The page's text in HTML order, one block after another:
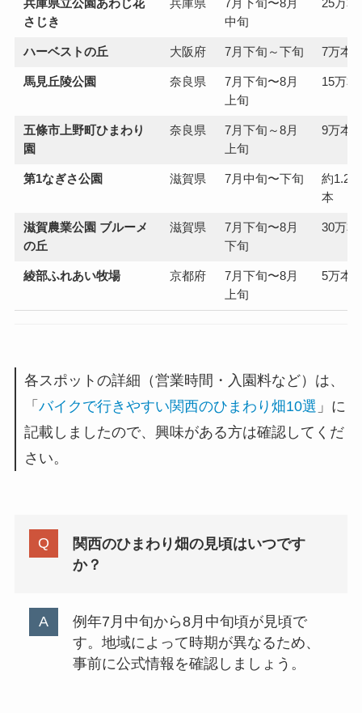
兵庫県立公園あわじ花
さじき
兵庫県
7月下旬〜8月
中旬
25万本
ハーベストの丘 大阪府 7月下旬～下旬 7万本
馬見丘陵公園 奈良県
7月下旬〜8月
上旬
15万本
五條市上野町ひまわり
園
奈良県
7月下旬～8月
上旬
9万本
第1なぎさ公園 滋賀県 7月中旬〜下旬
約1.2万
本
滋賀農業公園 ブルーメ
の丘
滋賀県
7月下旬〜8月
下旬
30万本
綾部ふれあい牧場 京都府
7月下旬〜8月
上旬
5万本
各スポットの詳細（営業時間・入園料など）は、
「 バイクで行きやすい関西のひまわり畑10選 」に
記載しましたので、興味がある方は確認してくだ
さい。
関西のひまわり畑の見頃はいつです
か？
例年7月中旬から8月中旬頃が見頃で
す。地域によって時期が異なるため、
事前に公式情報を確認しましょう。